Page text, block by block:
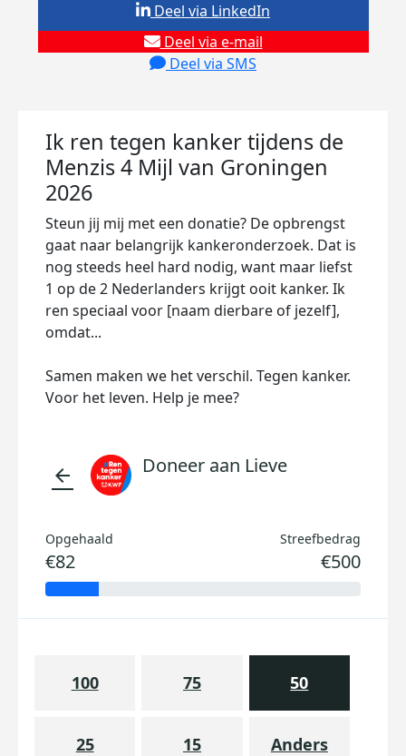
Deel via e-mail
Deel via SMS
Deel via LinkedIn
Ik ren tegen kanker tijdens de
Menzis 4 Mijl van Groningen
2026
Steun jij mij met een donatie? De opbrengst
gaat naar belangrijk kankeronderzoek. Dat is
nog steeds heel hard nodig, want maar liefst
1 op de 2 Nederlanders krijgt ooit kanker. Ik
ren speciaal voor [naam dierbare of jezelf],
omdat...
Samen maken we het verschil. Tegen kanker.
Voor het leven. Help je mee?
arrow_back Doneer aan Lieve
Opgehaald
€82
Streefbedrag
€500
100 75 50
25 15 Anders